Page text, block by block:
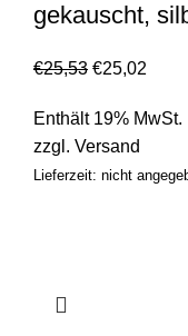
gekauscht,
€25,53 €25,02
Enthält 19% MwSt.
zzgl. Versand
Lieferzeit: nicht